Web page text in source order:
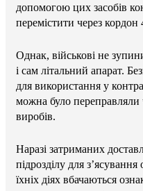
допомогою цих засобів
перемістити через кордон
Однак, військові не
і сам літальний апарат.
для використання у
можна було переправляли
виробів.
Наразі затриманих
підрозділу для
їхніх діях вбачаються